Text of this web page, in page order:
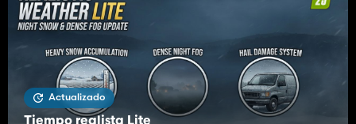
Actualizado
Tiempo realista Lite